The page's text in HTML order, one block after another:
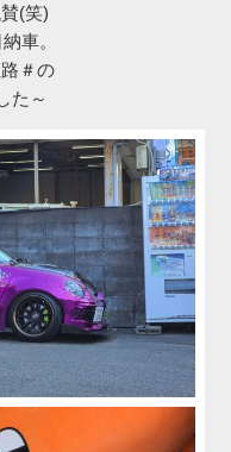
(笑)
車。
＃の
た～